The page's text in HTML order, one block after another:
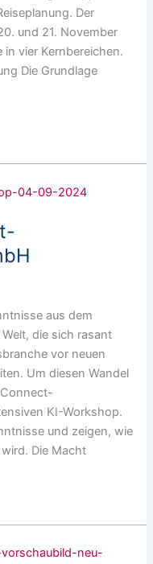
Der
und 21. November
vier Kernbereichen.
Die Grundlage
aus dem
die sich rasant
vor neuen
Um diesen Wandel
KI-Workshop.
und zeigen, wie
Die Macht